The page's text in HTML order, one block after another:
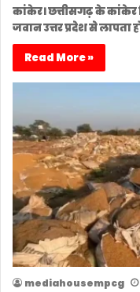
कांकेर। छत्तीसगढ़ के कांकेर
जवान उत्तर प्रदेश से लापता
Read More »
mediahousempcg